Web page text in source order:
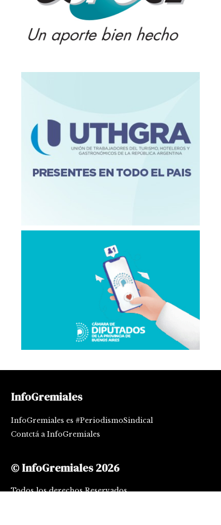
InfoGremiales
InfoGremiales es #PeriodismoSindical
Contctá a InfoGremiales
© InfoGremiales 2026
Todos los derechos Reservados